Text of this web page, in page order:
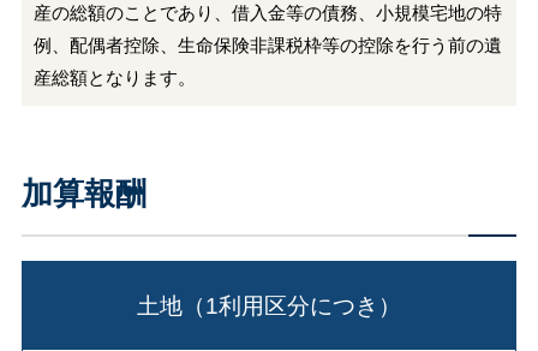
産の総額のことであり、借入金等の債務、小規模宅地の特
例、配偶者控除、生命保険非課税枠等の控除を行う前の遺
産総額となります。
加算報酬
土地（1利用区分につき）